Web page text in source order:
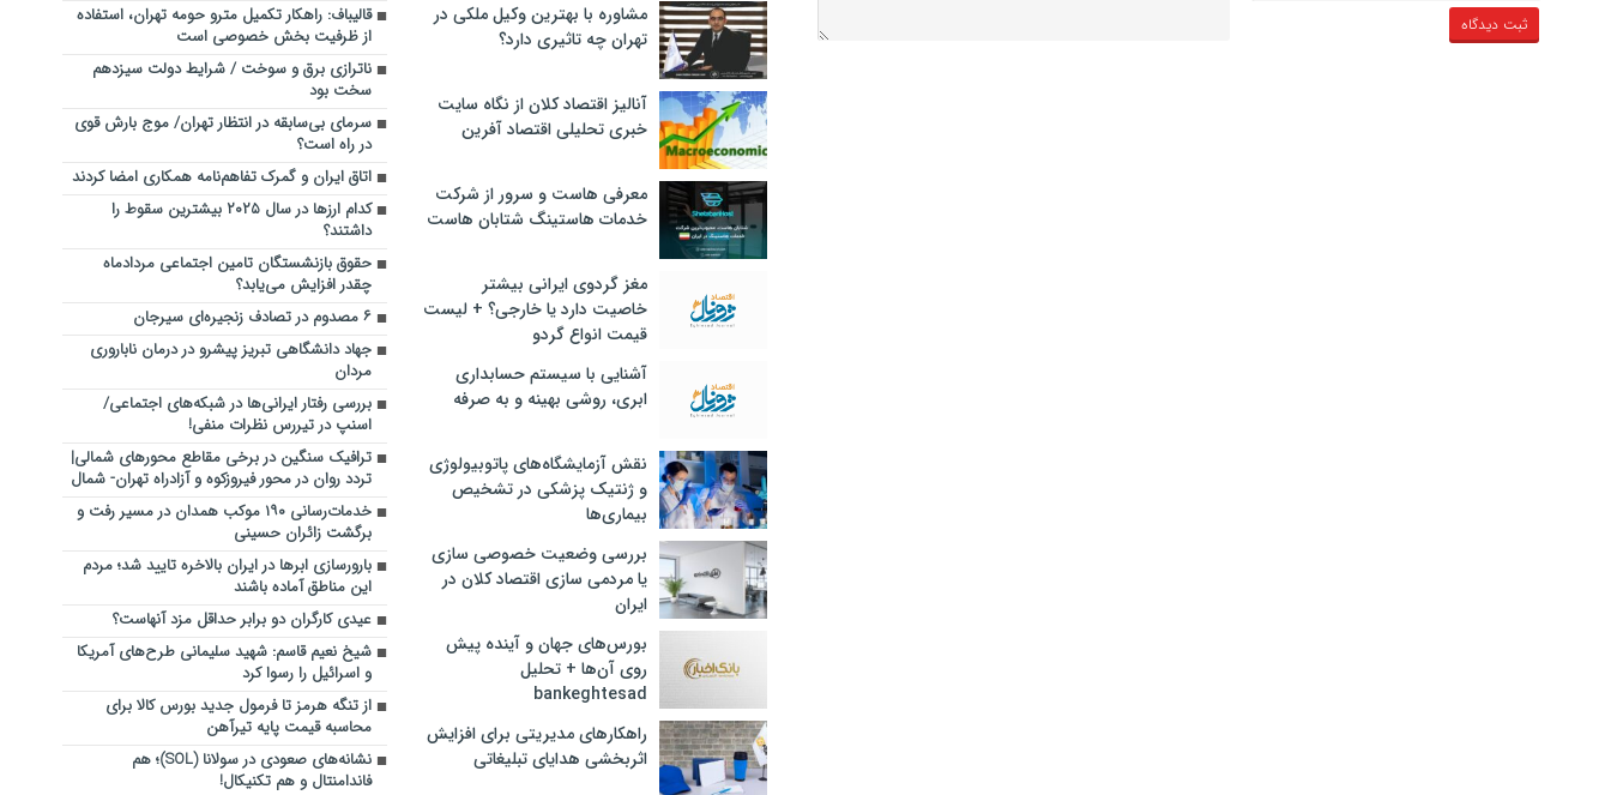
مشاوره با بهترین وکیل ملکی در
تهران چه تاثیری دارد؟
آنالیز اقتصاد کلان از نگاه سایت
خبری تحلیلی اقتصاد آفرین
معرفی هاست و سرور از شرکت
خدمات هاستینگ شتابان هاست
مغز گردوی ایرانی بیشتر
خاصیت دارد یا خارجی؟ + لیست
قیمت انواع گردو
آشنایی با سیستم حسابداری
ابری، روشی بهینه و به صرفه
نقش آزمایشگاه‌های پاتوبیولوژی
و ژنتیک پزشکی در تشخیص
بیماری‌ها
بررسی وضعیت خصوصی سازی
یا مردمی سازی اقتصاد کلان در
ایران
بورس‌های جهان و آینده پیش
روی آن‌ها + تحلیل
bankeghtesad
راهکارهای مدیریتی برای افزایش
اثربخشی هدایای تبلیغاتی
قالیباف: راهکار تکمیل مترو حومه تهران، استفاده
از ظرفیت بخش خصوصی است
ناترازی برق و سوخت / شرایط دولت سیزدهم
سخت بود
سرمای بی‌سابقه در انتظار تهران/ موج بارش قوی
در راه است؟
اتاق ایران و گمرک تفاهم‌نامه همکاری امضا کردند
کدام ارز‌ها در سال ۲۰۲۵ بیشترین سقوط را
داشتند؟
حقوق بازنشستگان تامین اجتماعی مردادماه
چقدر افزایش می‌یابد؟
۶ مصدوم در تصادف زنجیره‌ای سیرجان
جهاد دانشگاهی تبریز پیشرو در درمان ناباروری
مردان
بررسی رفتار ایرانی‌ها در شبکه‌های اجتماعی/
اسنپ در تیررس نظرات منفی!
ترافیک سنگین در برخی مقاطع محورهای شمالی|
تردد روان در محور فیروزکوه و آزادراه تهران- شمال
خدمات‌رسانی ۱۹۰ موکب همدان در مسیر رفت و
برگشت زائران حسینی
بارورسازی ابرها در ایران بالاخره تایید شد؛ مردم
این مناطق آماده باشند
عیدی کارگران دو برابر حداقل مزد آنهاست؟
شیخ نعیم قاسم: شهید سلیمانی طرح‌های آمریکا
و اسرائیل را رسوا کرد
از تنگه هرمز تا فرمول جدید بورس کالا برای
محاسبه قیمت پایه تیرآهن
نشانه‌های صعودی در سولانا (SOL)؛ هم
فاندامنتال و هم تکنیکال!